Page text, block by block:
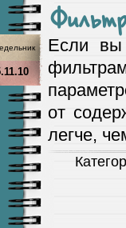
Если вы
от
легче,